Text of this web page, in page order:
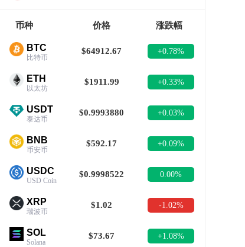
币种 价格 涨跌幅
BTC
比特币
$64912.67 +0.78%
ETH
以太坊
$1911.99 +0.33%
USDT
泰达币
$0.9993880 +0.03%
BNB
币安币
$592.17 +0.09%
USDC
USD Coin
$0.9998522 0.00%
XRP
瑞波币
$1.02 -1.02%
SOL
Solana
$73.67 +1.08%